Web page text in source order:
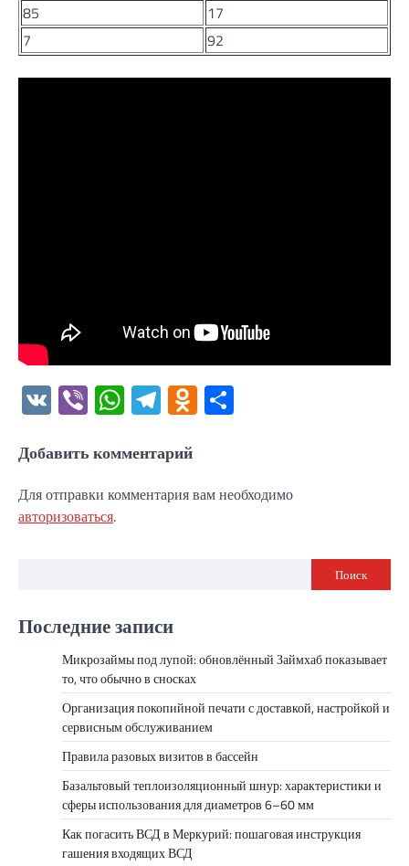
85
17
7
92
VK ViberWhatsApp
Telegram
Odnoklassniki
Добавить комментарий
Для отправки комментария вам необходимо
авторизоваться.
Поиск
Последние записи
Микрозаймы под лупой: обновлённый Займхаб показывает
то, что обычно в сносках
Организация покопийной печати с доставкой, настройкой и
сервисным обслуживанием
Правила разовых визитов в бассейн
Базальтовый теплоизоляционный шнур: характеристики и
сферы использования для диаметров 6–60 мм
Как погасить ВСД в Меркурий: пошаговая инструкция
гашения входящих ВСД